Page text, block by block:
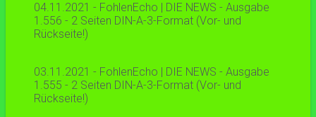
04.11.2021 - FohlenEcho | DIE NEWS - Ausgabe
1.556 - 2 Seiten DIN-A-3-Format (Vor- und
Rückseite!)
03.11.2021 - FohlenEcho | DIE NEWS - Ausgabe
1.555 - 2 Seiten DIN-A-3-Format (Vor- und
Rückseite!)